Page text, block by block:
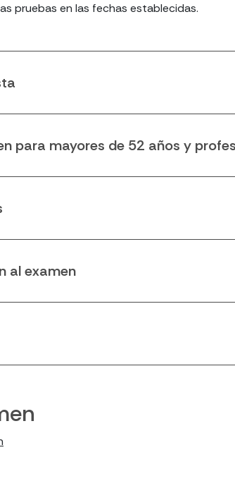
pruebas en las fechas establecidas.
para mayores de 52 años y
al examen